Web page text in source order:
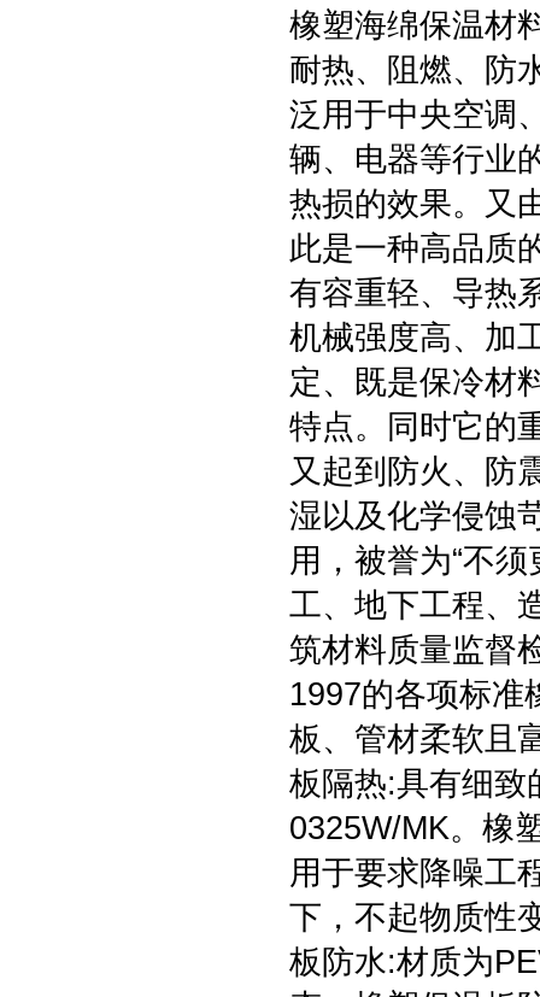
橡塑海绵保温材
耐热、阻燃、防
泛用于中央空调
辆、电器等行业
热损的效果。又
此是一种高品质
有容重轻、导热
机械强度高、加
定、既是保冷材
特点。同时它的
又起到防火、防
湿以及化学侵蚀
用，被誉为“不
工、地下工程、
筑材料质量监督
1997的各项标准
板、管材柔软且
板隔热:具有细致
0325W/MK。橡
用于要求降噪工
下，不起物质性
板防水:材质为